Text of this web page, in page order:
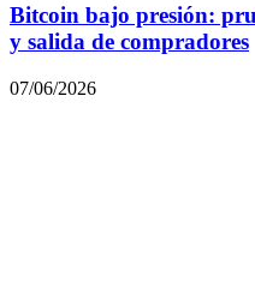
Bitcoin bajo presión:
y salida de compradores
07/06/2026